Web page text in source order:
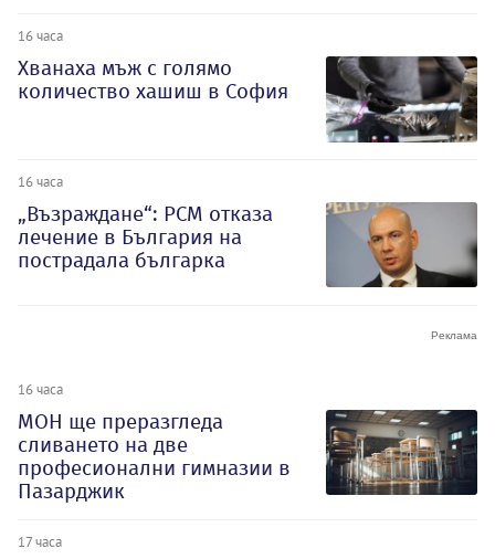
16 часа
Хванаха мъж с голямо
количество хашиш в София
16 часа
„Възраждане“: РСМ отказа
лечение в България на
пострадала българка
16 часа
МОН ще преразгледа
сливането на две
професионални гимназии в
Пазарджик
17 часа